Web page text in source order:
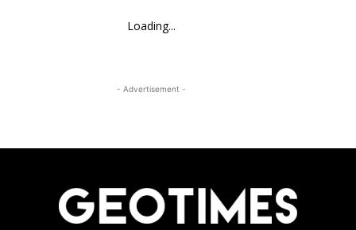
Loading...
- Advertisement -